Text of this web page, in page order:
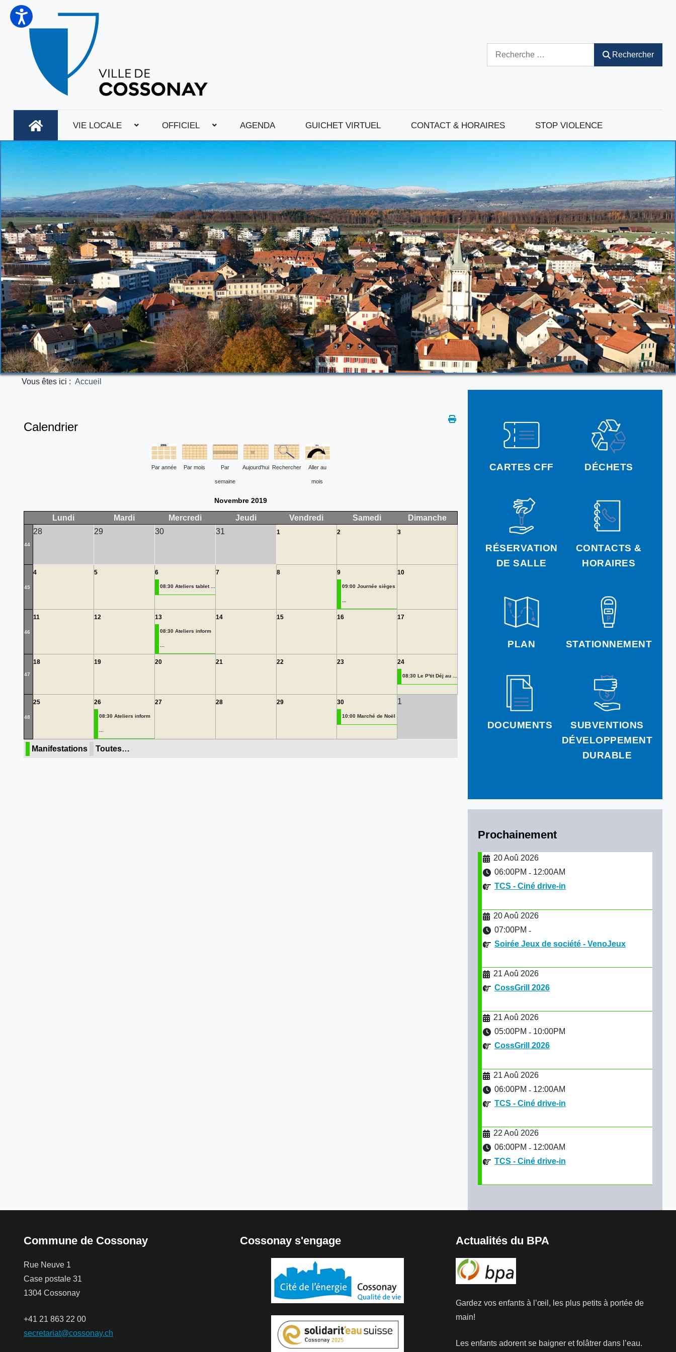
Rechercher
VIE LOCALE OFFICIEL AGENDA GUICHET VIRTUEL CONTACT & HORAIRES STOP VIOLENCE
Vous êtes ici : Accueil
CARTES CFF DÉCHETS
RÉSERVATION
DE SALLE
CONTACTS &
HORAIRES
PLAN STATIONNEMENT
DOCUMENTS
SUBVENTIONS
DÉVELOPPEMENT
DURABLE
Prochainement
20 Aoû 2026
06:00PM - 12:00AM
TCS - Ciné drive-in
20 Aoû 2026
07:00PM -
Soirée Jeux de société - VenoJeux
21 Aoû 2026
CossGrill 2026
21 Aoû 2026
05:00PM - 10:00PM
CossGrill 2026
21 Aoû 2026
06:00PM - 12:00AM
TCS - Ciné drive-in
22 Aoû 2026
06:00PM - 12:00AM
TCS - Ciné drive-in
Calendrier
Par année Par mois Par
semaine
Aujourd'hui Rechercher Aller au
mois
Novembre 2019
Lundi Mardi Mercredi Jeudi Vendredi Samedi Dimanche
44
28 29 30 31 1 2 3
45
4 5 6
08:30 Ateliers tablet ...
7 8 9
09:00 Journée sièges
10
46
11 12 13
08:30 Ateliers inform
14 15 16 17
47
18 19 20 21 22 23 24
08:30 Le P'tit Déj au ...
48
25 26
08:30 Ateliers inform
27 28 29 30
10:00 Marché de Noël
1
Manifestations Toutes…
Commune de Cossonay
Rue Neuve 1
Case postale 31
1304 Cossonay
+41 21 863 22 00
secretariat@cossonay.ch
Cossonay s'engage Actualités du BPA
Gardez vos enfants à l’œil, les plus petits à portée de
main!
Les enfants adorent se baigner et folâtrer dans l’eau.